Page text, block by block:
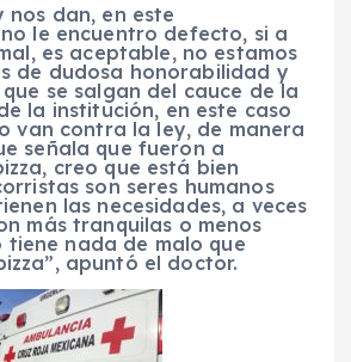
nos dan, en este
le encuentro defecto, si a
es aceptable, no estamos
de dudosa honorabilidad y
se salgan del cauce de la
la institución, en este caso
van contra la ley, de manera
señala que fueron a
creo que está bien
son seres humanos
las necesidades, a veces
más tranquilas o menos
tiene nada de malo que
apuntó el doctor.